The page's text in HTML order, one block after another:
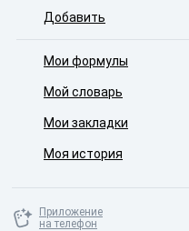
Добавить
Мои формулы
Мой словарь
Мои закладки
Моя история
Приложение
на телефон